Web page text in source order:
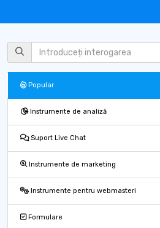
Popular
Instrumente de analiză
Suport Live Chat
Instrumente de marketing
Instrumente pentru webmasteri
Formulare